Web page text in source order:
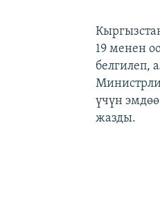
19 менен
белгилеп,
үчүн
жазды.